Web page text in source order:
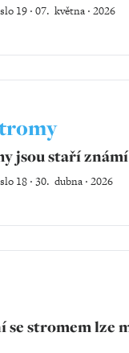
19 ‧ 07. května ‧ 2026
jsou staří známí
18 ‧ 30. dubna ‧ 2026
se stromem lze